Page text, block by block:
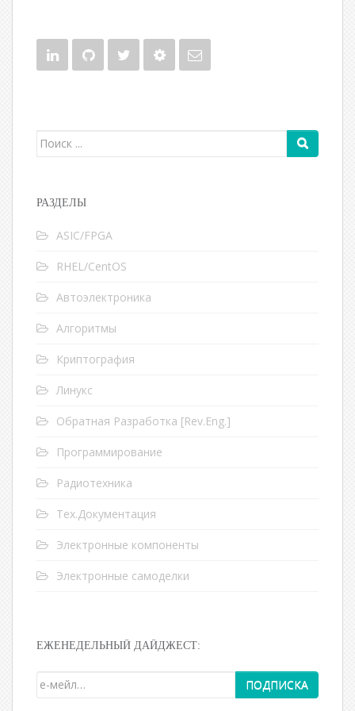
Поиск для:
РАЗДЕЛЫ
ASIC/FPGA
RHEL/CentOS
Автоэлектроника
Алгоритмы
Криптография
Линукс
Обратная Разработка [Rev.Eng.]
Программирование
Радиотехника
Тех.Документация
Электронные компоненты
Электронные самоделки
ЕЖЕНЕДЕЛЬНЫЙ ДАЙДЖЕСТ: